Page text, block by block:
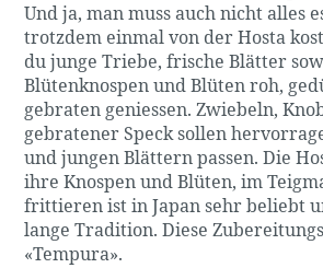
Und ja, man muss auch nicht alles
trotzdem einmal von der Hosta
du junge Triebe, frische Blätter
Blütenknospen und Blüten roh,
gebraten geniessen. Zwiebeln,
gebratener Speck sollen
und jungen Blättern passen. Die
ihre Knospen und Blüten, im
frittieren ist in Japan sehr beliebt
lange Tradition. Diese
«Tempura».